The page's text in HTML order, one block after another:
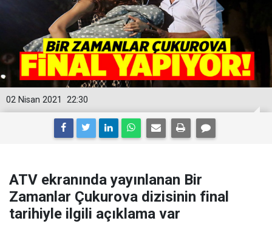
22:30
02 Nisan 2021
ATV ekranında yayınlanan Bir
Zamanlar Çukurova dizisinin final
tarihiyle ilgili açıklama var